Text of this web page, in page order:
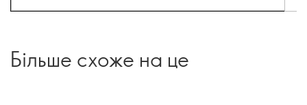
Більше схоже на це